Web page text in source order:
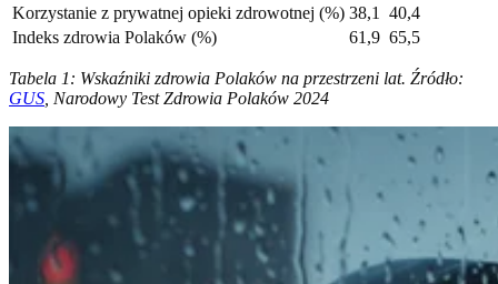
Korzystanie z prywatnej opieki zdrowotnej (%) 38,1
40,4
Indeks zdrowia Polaków (%)
61,9 65,5
Tabela 1: Wskaźniki zdrowia Polaków na przestrzeni lat. Źródło:
GUS , Narodowy Test Zdrowia Polaków 2024